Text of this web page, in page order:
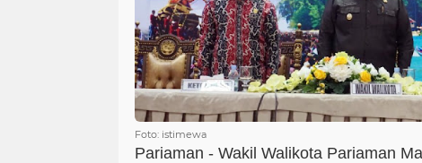
Foto: istimewa
Pariaman - Wakil Walikota Pariaman